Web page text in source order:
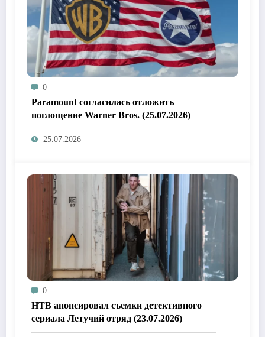
0
Paramount согласилась отложить
поглощение Warner Bros. (25.07.2026)
25.07.2026
0
НТВ анонсировал съемки детективного
сериала Летучий отряд (23.07.2026)